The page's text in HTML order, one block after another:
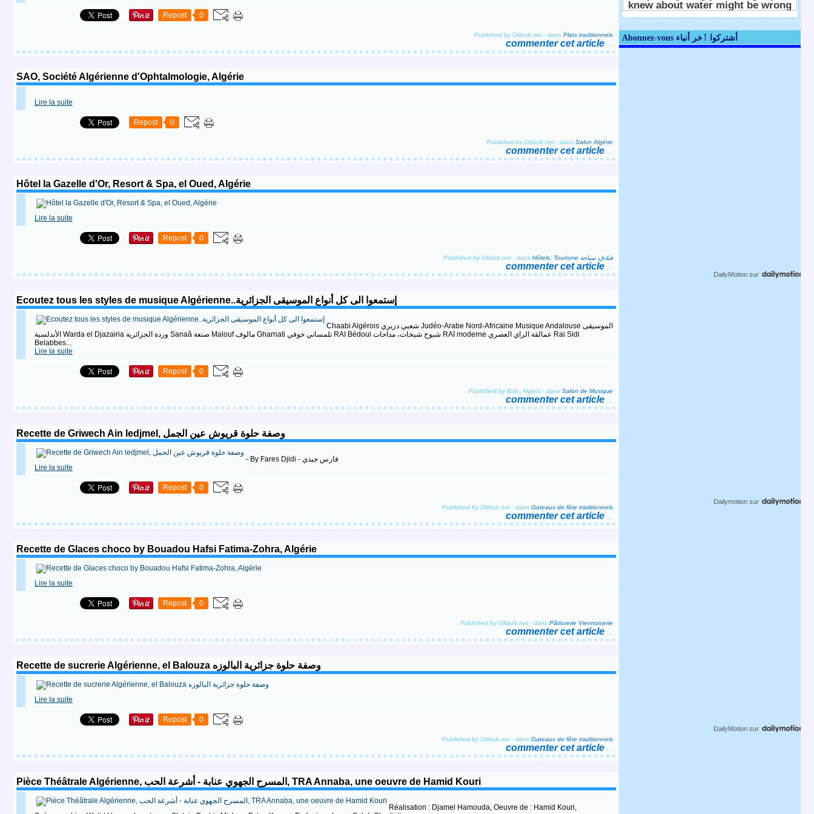
Repost 0
Published by Okbob.net - dans Plats traditionnels
commenter cet article
SAO, Société Algérienne d'Ophtalmologie, Algérie
Lire la suite
Repost 0
Published by Okbob.net - dans Salon Algérie
commenter cet article
Hôtel la Gazelle d'Or, Resort & Spa, el Oued, Algérie
Lire la suite
Repost 0
Published by Okbob.net - dans Hôtels, Tourisme فنادق، سياحة
commenter cet article
Ecoutez tous les styles de musique Algérienne..إستمعوا الى كل أنواع الموسيقى الجزائرية
Chaabi Algérois شعبي دزيري Judéo-Arabe Nord-Africaine Musique Andalouse الموسيقى
الأندلسية Warda el Djazairia وردة الجزائرية Sanaâ صنعة Malouf مالوف Gharnati تلمساني حوفي RAI Bédoui شيوخ شيخات، مداحات RAI moderne عمالقة الراي العصري Rai Sidi
Belabbes...
Lire la suite
Repost 0
Published by Bob_Algiers - dans Salon de Musique
commenter cet article
Recette de Griwech Ain ledjmel, وصفة حلوة قريوش عين الجمل
- By Fares Djidi - فارس جيدي
Lire la suite
Repost 0
Published by Okbob.net - dans Gateaux de fête traditionnels
commenter cet article
Recette de Glaces choco by Bouadou Hafsi Fatima-Zohra, Algérie
Lire la suite
Repost 0
Published by Okbob.net - dans Pâtisserie Viennoiserie
commenter cet article
Recette de sucrerie Algérienne, el Balouza وصفة حلوة جزائرية البالوزه
Lire la suite
Repost 0
Published by Okbob.net - dans Gateaux de fête traditionnels
commenter cet article
Pièce Théâtrale Algérienne, المسرح الجھوي عنابة - أشرعة الحب, TRA Annaba, une oeuvre de Hamid Kouri
Réalisation : Djamel Hamouda, Oeuvre de : Hamid Kouri,
Abonnez-vous أشتركوا ٱخر أنباء
DailyMotion sur
Dailymotion sur
DailyMotion sur